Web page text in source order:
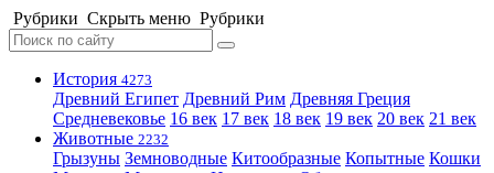
Рубрики Скрыть меню Рубрики
История 4273
Древний Египет Древний Рим Древняя Греция
Средневековье 16 век 17 век 18 век 19 век 20 век 21 век
Животные 2232
Грызуны Земноводные Китообразные Копытные Кошки